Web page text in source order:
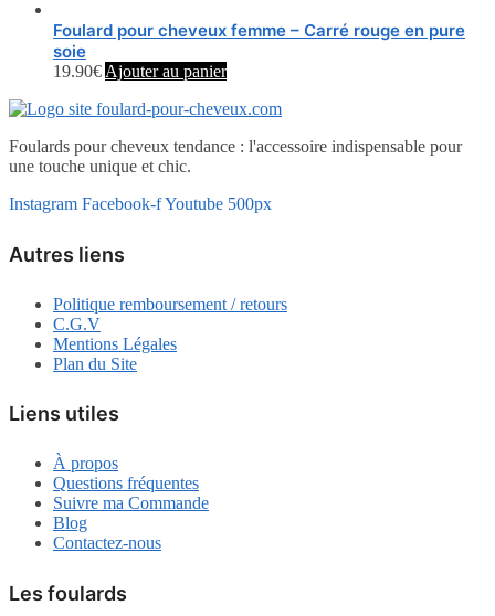
Foulard pour cheveux femme – Carré rouge en pure
soie
19.90€ Ajouter au panier
Foulards pour cheveux tendance : l'accessoire indispensable pour
une touche unique et chic.
Instagram Facebook-fYoutube 500px
Autres liens
Politique remboursement / retours
C.G.V
Mentions Légales
Plan du Site
Liens utiles
À propos
Questions fréquentes
Suivre ma Commande
Blog
Contactez-nous
Les foulards